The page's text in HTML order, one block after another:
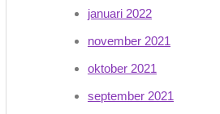
januari 2022
november 2021
oktober 2021
september 2021